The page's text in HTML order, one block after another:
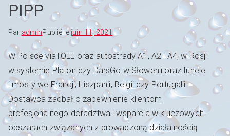
PIPP
Par adminPublié lejuin 11, 2021
W Polsce viaTOLL oraz autostrady A1, A2 i A4, w Rosji
w systemie Platon czy DarsGo w Słowenii oraz tunele
i mosty we Francji, Hiszpanii, Belgii czy Portugalii.
Dostawca zadbał o zapewnienie klientom
profesjonalnego doradztwa i wsparcia w kluczowych
obszarach związanych z prowadzoną działalnością